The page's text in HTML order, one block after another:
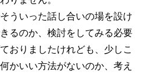
ういった話し合いの場を設け
るのか、検討をしてみる必要
おりましたけれども、少しこ
かいい方法がないのか、考え